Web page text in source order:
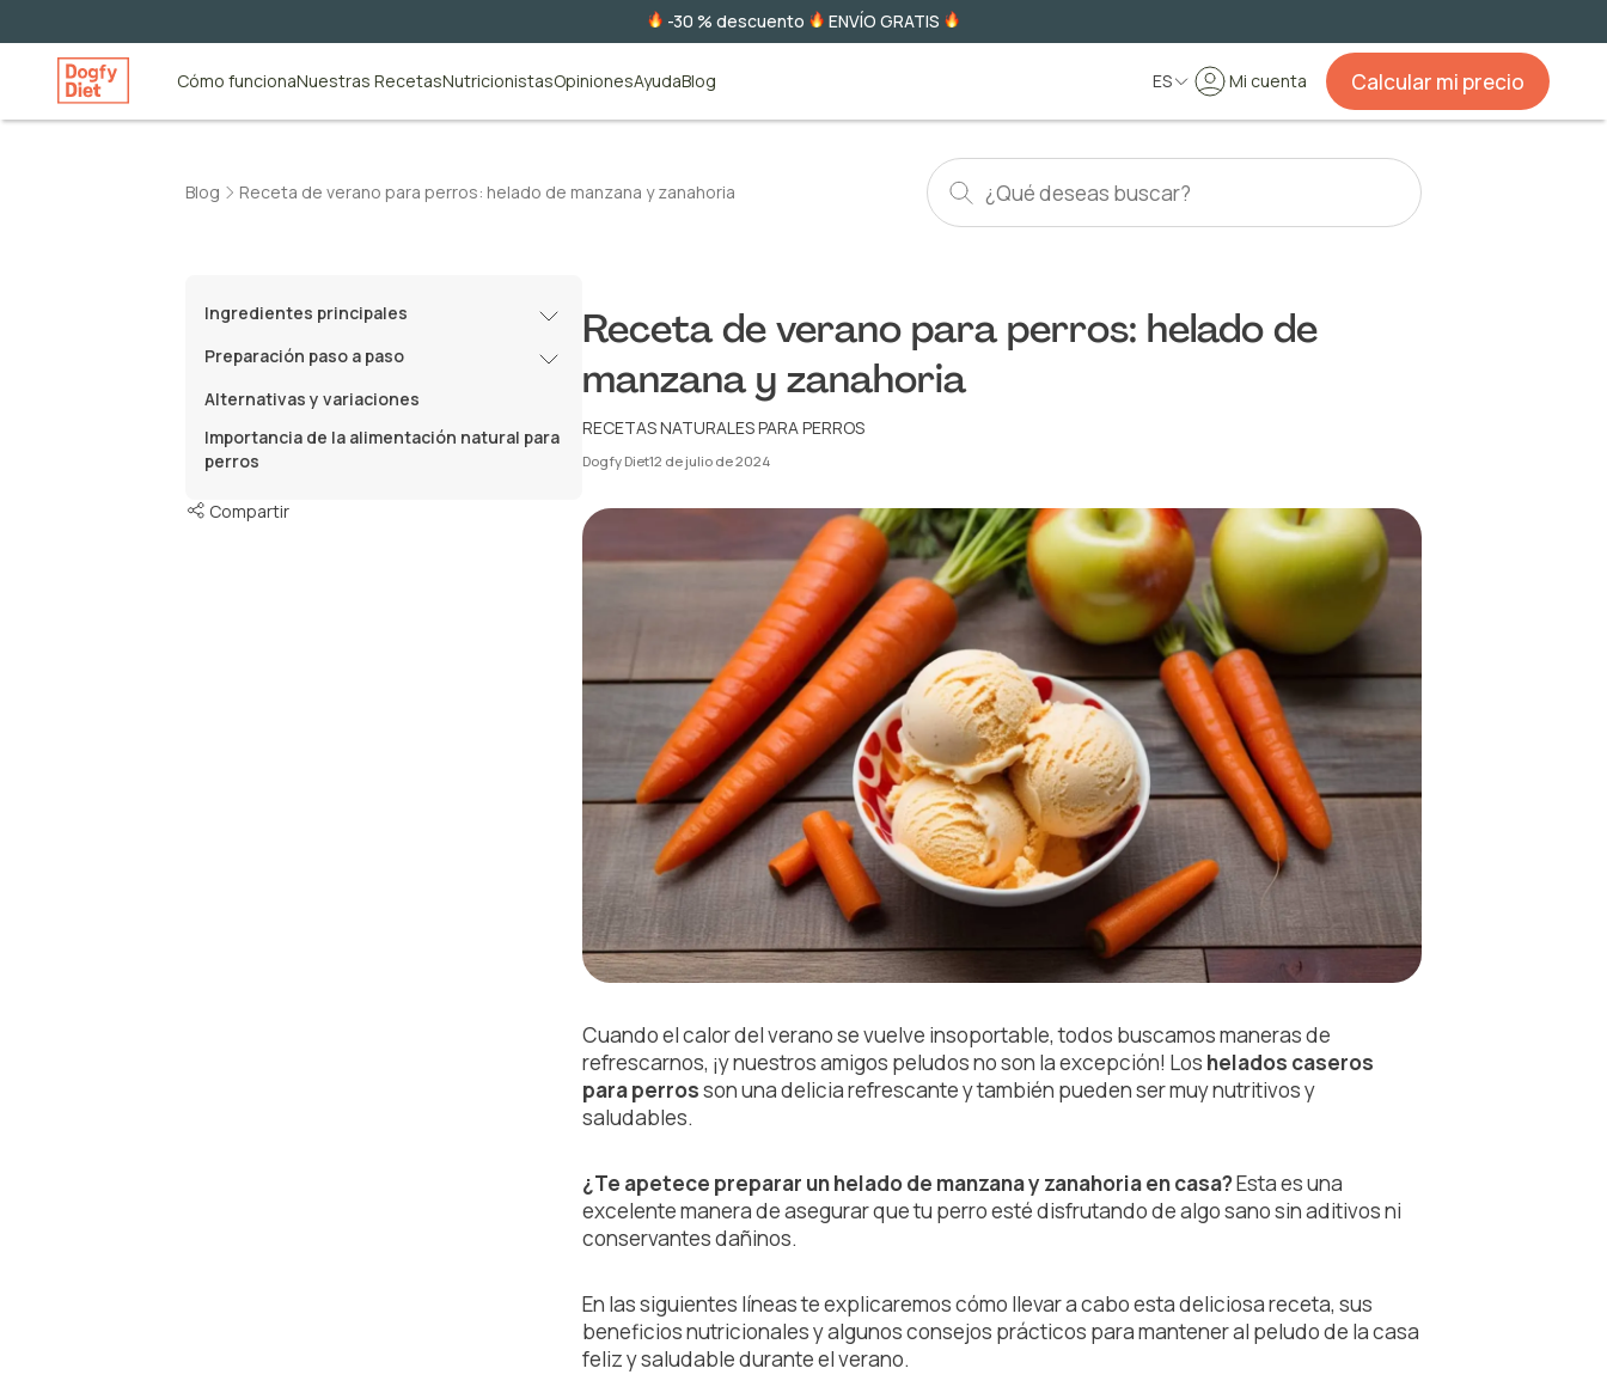
-30 % descuento ENVÍO GRATIS
Cómo funcionaNuestras RecetasNutricionistasOpinionesAyudaBlog Mi cuenta
ES Calcular mi precio
Blog Receta de verano para perros: helado de manzana y zanahoria
Ingredientes principales
Preparación paso a paso
Alternativas y variaciones
Importancia de la alimentación natural para
perros
Compartir
Receta de verano para perros: helado de
manzana y zanahoria
RECETAS NATURALES PARA PERROS
Dogfy Diet12 de julio de 2024
Cuando el calor del verano se vuelve insoportable, todos buscamos maneras de
refrescarnos, ¡y nuestros amigos peludos no son la excepción! Los helados caseros
para perrosson una delicia refrescante y también pueden ser muy nutritivos y
saludables.
¿Te apetece preparar un helado de manzana y zanahoria en casa?Esta es una
excelente manera de asegurar que tu perro esté disfrutando de algo sano sin aditivos ni
conservantes dañinos.
En las siguientes líneas te explicaremos cómo llevar a cabo esta deliciosa receta, sus
beneficios nutricionales y algunos consejos prácticos para mantener al peludo de la casa
feliz y saludable durante el verano.